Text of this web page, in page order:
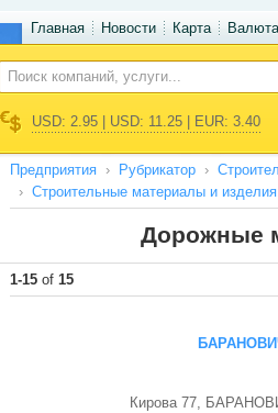
Главная Новости Карта Валюта
USD: 2.95 | USD: 11.25 | EUR: 3.40
Предприятия Рубрикатор
Строительные материалы и
Дорожные
1-15of 15
Кирова 77,